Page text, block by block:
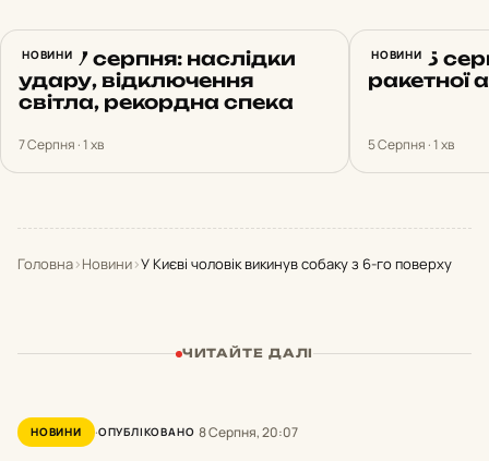
НОВИНИ
Київ 7 серпня: наслідки
удару, відключення
світла, рекордна спека
7 Серпня · 1 хв
НОВИНИ
Київ 5
ракетної
5 Серпня · 1 хв
Головна›Новини›У Києві чоловік викинув собаку з 6-го поверху
ЧИТАЙТЕ ДАЛІ
НОВИНИ ОПУБЛІКОВАНО 8 Серпня, 20:07